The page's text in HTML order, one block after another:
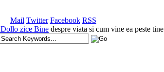
Mail Twitter Facebook RSS
Dollo zice Bine despre viata si cum vine ea peste tine